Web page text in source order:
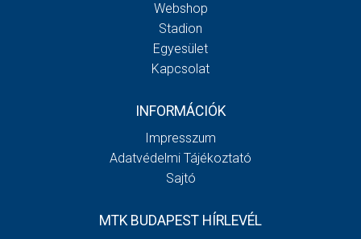
Webshop
Stadion
Egyesület
Kapcsolat
INFORMÁCIÓK
Impresszum
Adatvédelmi Tájékoztató
Sajtó
MTK BUDAPEST HÍRLEVÉL